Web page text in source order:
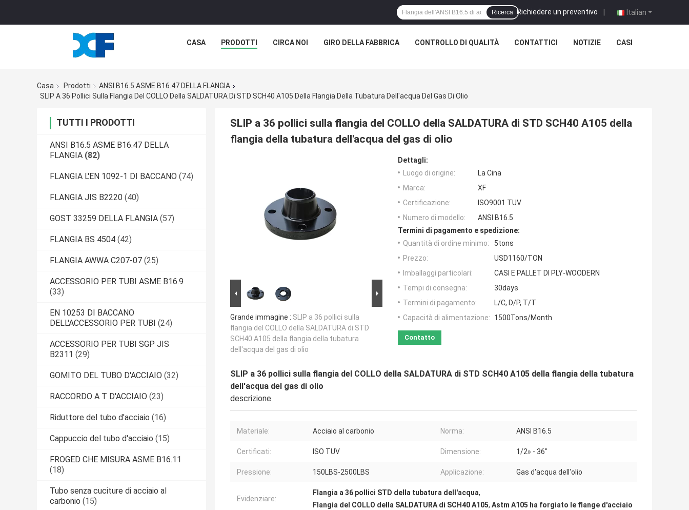
Italian
Richiedere un preventivo |
Ricerca
CASA PRODOTTI CIRCA NOI GIRO DELLA FABBRICA CONTROLLO DI QUALITÀ CONTATTICI NOTIZIE CASI
Casa Prodotti
ANSI B16.5 ASME B16.47 DELLA FLANGIA
SLIP A 36 Pollici Sulla Flangia Del COLLO Della SALDATURA Di STD SCH40 A105 Della Flangia Della Tubatura Dell'acqua Del Gas Di Olio
TUTTI I PRODOTTI
ANSI B16.5 ASME B16.47 DELLA
FLANGIA (82)
FLANGIA L'EN 1092-1 DI BACCANO (74)
FLANGIA JIS B2220 (40)
GOST 33259 DELLA FLANGIA (57)
FLANGIA BS 4504 (42)
FLANGIA AWWA C207-07 (25)
ACCESSORIO PER TUBI ASME B16.9
(33)
EN 10253 DI BACCANO
DELL'ACCESSORIO PER TUBI (24)
ACCESSORIO PER TUBI SGP JIS
B2311 (29)
GOMITO DEL TUBO D'ACCIAIO (32)
RACCORDO A T D'ACCIAIO (23)
Riduttore del tubo d'acciaio (16)
Cappuccio del tubo d'acciaio (15)
FROGED CHE MISURA ASME B16.11
(18)
Tubo senza cuciture di acciaio al
carbonio (15)
SLIP a 36 pollici sulla flangia del COLLO della SALDATURA di STD SCH40 A105 della
flangia della tubatura dell'acqua del gas di olio
Grande immagine : SLIP a 36 pollici sulla
flangia del COLLO della SALDATURA di STD
SCH40 A105 della flangia della tubatura
dell'acqua del gas di olio
Dettagli:
Luogo di origine:
La Cina
Marca:
XF
Certificazione:
ISO9001 TUV
Numero di modello:
ANSI B16.5
Termini di pagamento e spedizione:
Quantità di ordine minimo:
5tons
Prezzo:
USD1160/TON
Imballaggi particolari:
CASI E PALLET DI PLY-WOODERN
Tempi di consegna:
30days
Termini di pagamento:
L/C, D/P, T/T
Capacità di alimentazione:
1500Tons/Month
Contatto
SLIP a 36 pollici sulla flangia del COLLO della SALDATURA di STD SCH40 A105 della flangia della tubatura
dell'acqua del gas di olio
descrizione
Materiale: Acciaio al carbonio Norma: ANSI B16.5
Certificati: ISO TUV Dimensione: 1/2» - 36"
Pressione: 150LBS-2500LBS Applicazione: Gas d'acqua dell'olio
Evidenziare:
Flangia a 36 pollici STD della tubatura dell'acqua,
Flangia del COLLO della SALDATURA di SCH40 A105, Astm A105 ha forgiato le flange d'acciaio